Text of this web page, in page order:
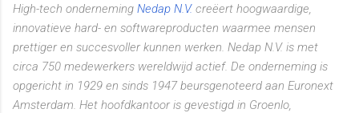
High-tech onderneming Nedap N.V. creëert hoogwaardige,
innovatieve hard- en softwareproducten waarmee mensen
prettiger en succesvoller kunnen werken. Nedap N.V. is met
circa 750 medewerkers wereldwijd actief. De onderneming is
opgericht in 1929 en sinds 1947 beursgenoteerd aan Euronext
Amsterdam. Het hoofdkantoor is gevestigd in Groenlo,